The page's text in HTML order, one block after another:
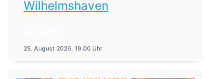
Wilhelmshaven
25. August 2026, 19.00 Uhr